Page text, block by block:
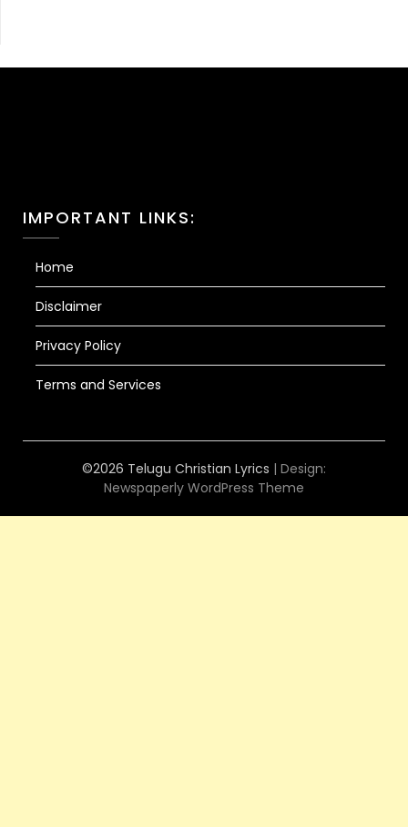
IMPORTANT LINKS:
Home
Disclaimer
Privacy Policy
Terms and Services
©2026 Telugu Christian Lyrics | Design:
Newspaperly WordPress Theme